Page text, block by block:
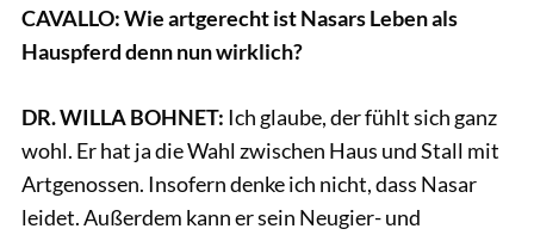
CAVALLO: Wie artgerecht ist Nasars Leben als
Hauspferd denn nun wirklich?
DR. WILLA BOHNET: Ich glaube, der fühlt sich ganz
wohl. Er hat ja die Wahl zwischen Haus und Stall mit
Artgenossen. Insofern denke ich nicht, dass Nasar
leidet. Außerdem kann er sein Neugier- und